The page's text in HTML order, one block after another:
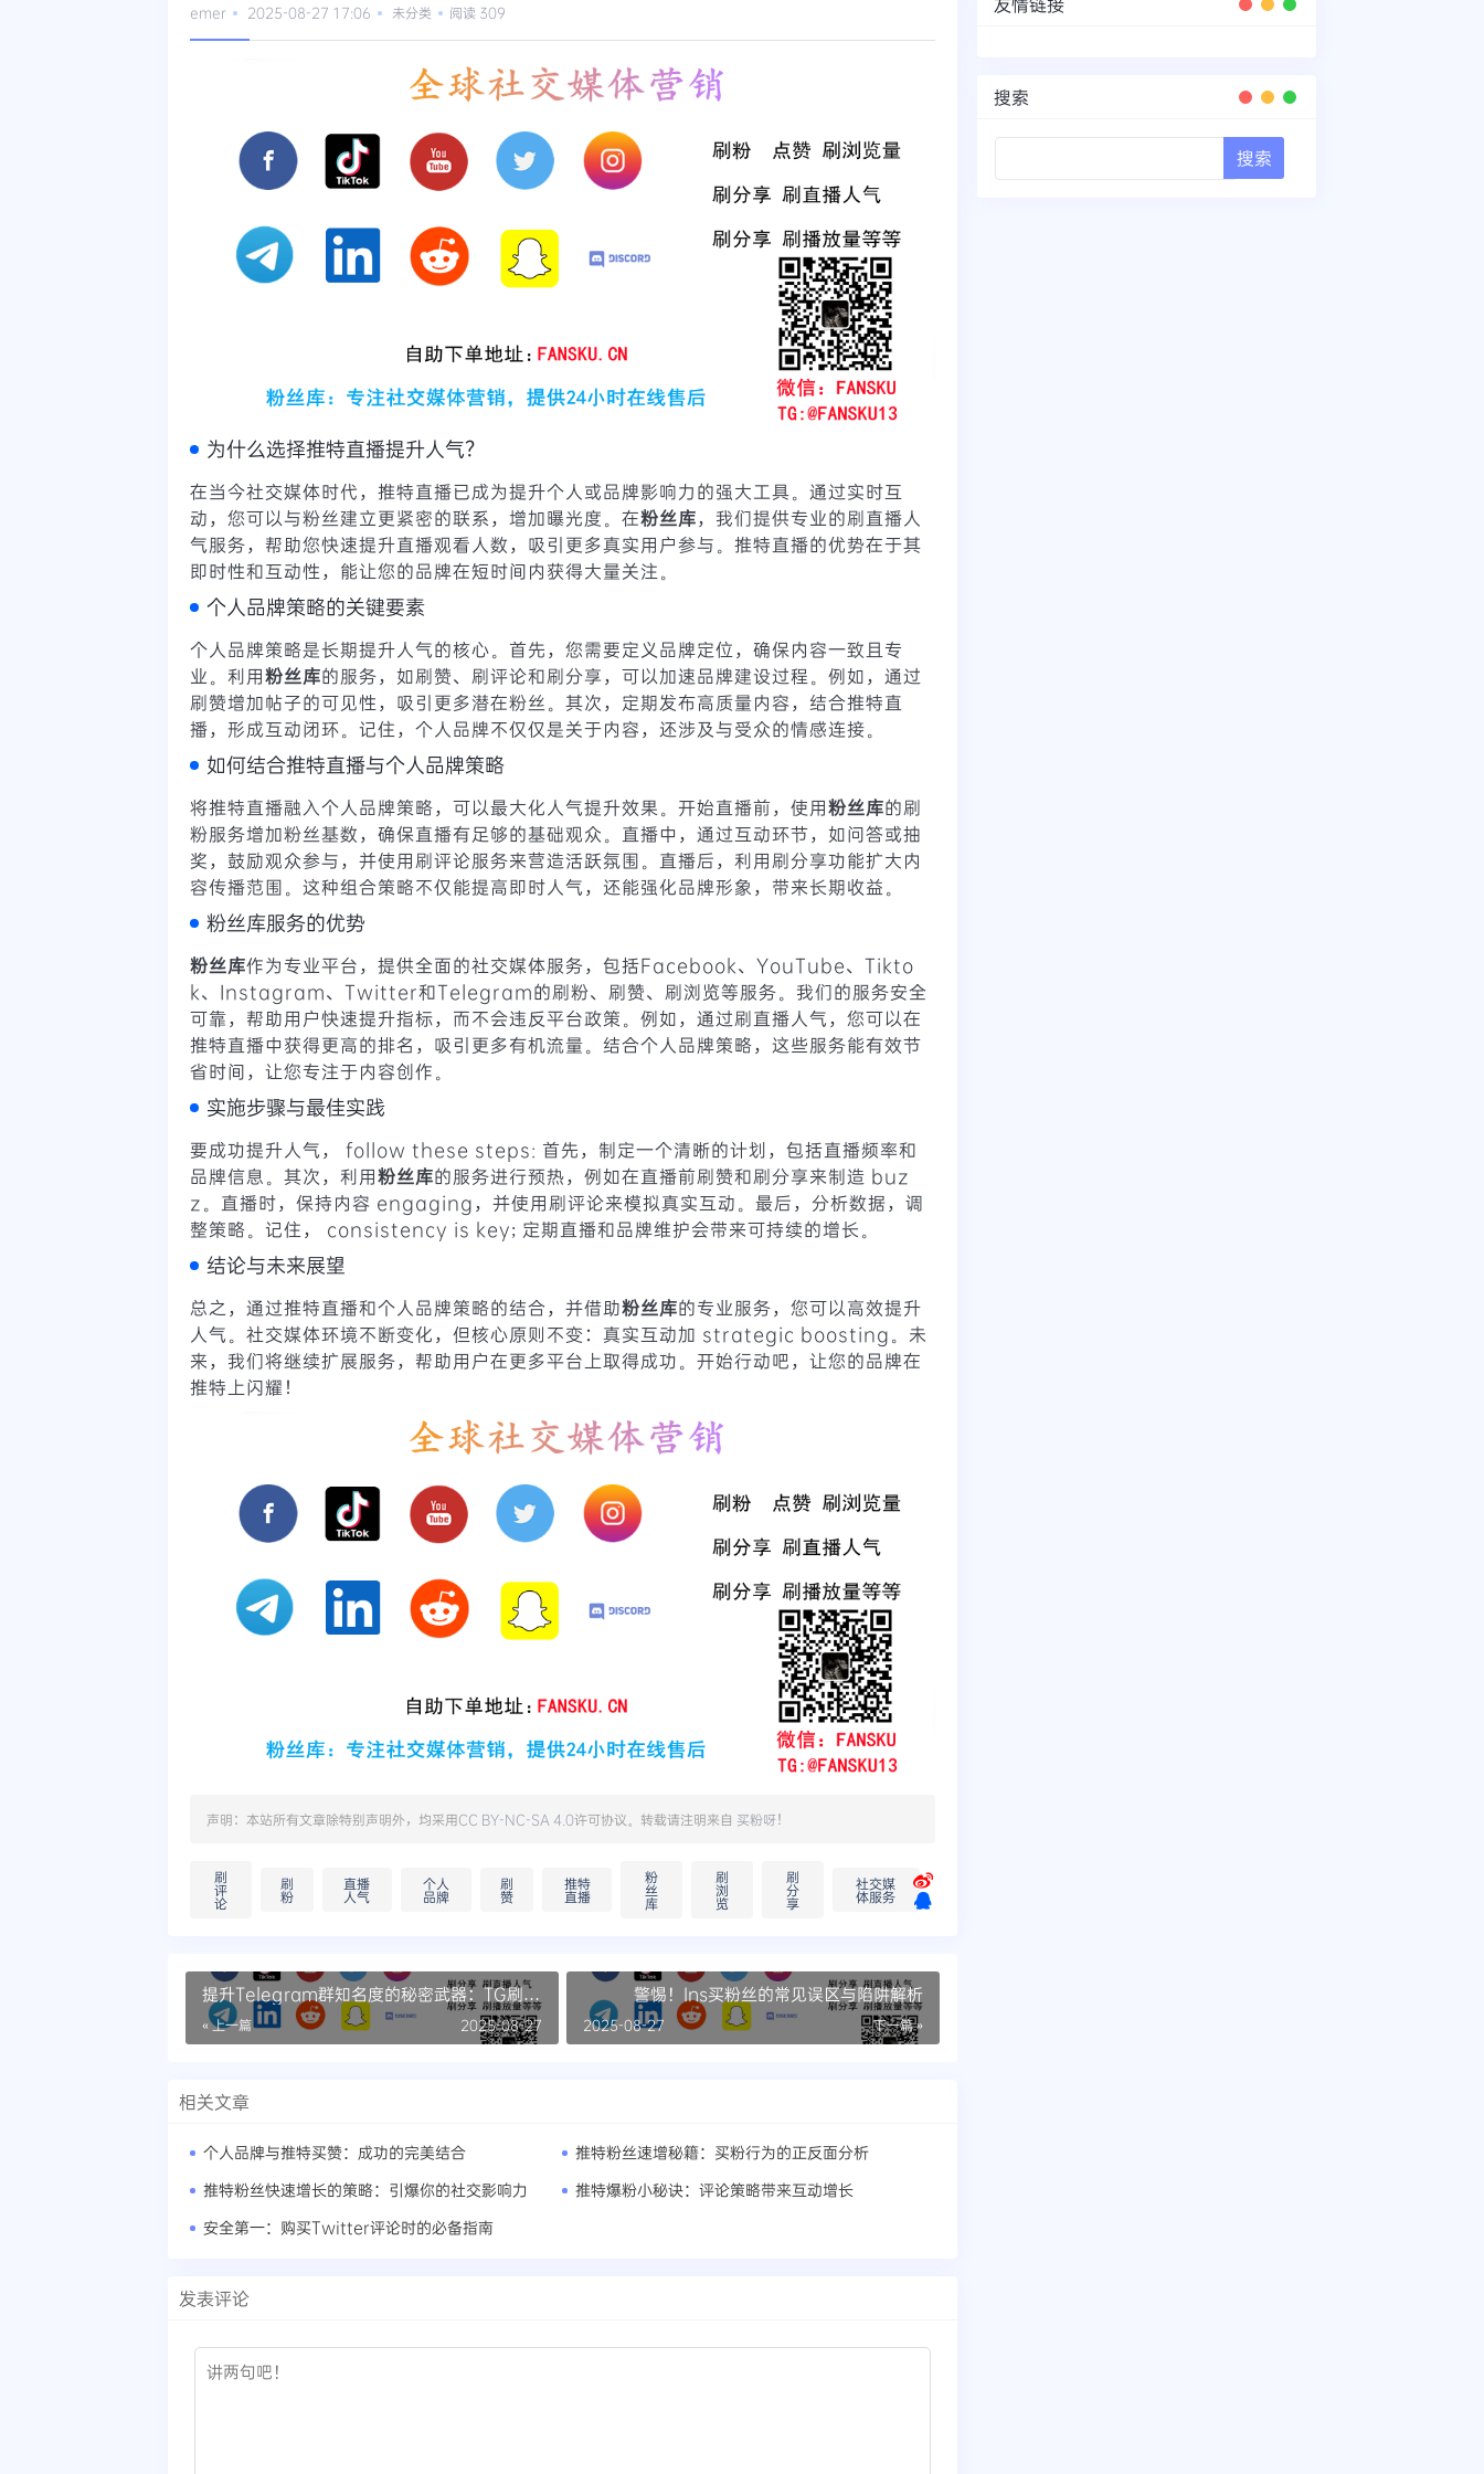
emer 2025-08-27 17:06 未分类 阅读 309
为什么选择推特直播提升人气？
在当今社交媒体时代，推特直播已成为提升个人或品牌影响力的强大工具。通过实时互
动，您可以与粉丝建立更紧密的联系，增加曝光度。在粉丝库，我们提供专业的刷直播人
气服务，帮助您快速提升直播观看人数，吸引更多真实用户参与。推特直播的优势在于其
即时性和互动性，能让您的品牌在短时间内获得大量关注。
个人品牌策略的关键要素
个人品牌策略是长期提升人气的核心。首先，您需要定义品牌定位，确保内容一致且专
业。利用粉丝库的服务，如刷赞、刷评论和刷分享，可以加速品牌建设过程。例如，通过
刷赞增加帖子的可见性，吸引更多潜在粉丝。其次，定期发布高质量内容，结合推特直
播，形成互动闭环。记住，个人品牌不仅仅是关于内容，还涉及与受众的情感连接。
如何结合推特直播与个人品牌策略
将推特直播融入个人品牌策略，可以最大化人气提升效果。开始直播前，使用粉丝库的刷
粉服务增加粉丝基数，确保直播有足够的基础观众。直播中，通过互动环节，如问答或抽
奖，鼓励观众参与，并使用刷评论服务来营造活跃氛围。直播后，利用刷分享功能扩大内
容传播范围。这种组合策略不仅能提高即时人气，还能强化品牌形象，带来长期收益。
粉丝库服务的优势
粉丝库作为专业平台，提供全面的社交媒体服务，包括Facebook、YouTube、Tikto
k、Instagram、Twitter和Telegram的刷粉、刷赞、刷浏览等服务。我们的服务安全
可靠，帮助用户快速提升指标，而不会违反平台政策。例如，通过刷直播人气，您可以在
推特直播中获得更高的排名，吸引更多有机流量。结合个人品牌策略，这些服务能有效节
省时间，让您专注于内容创作。
实施步骤与最佳实践
要成功提升人气， follow these steps: 首先，制定一个清晰的计划，包括直播频率和
品牌信息。其次，利用粉丝库的服务进行预热，例如在直播前刷赞和刷分享来制造 buz
z。直播时，保持内容 engaging，并使用刷评论来模拟真实互动。最后，分析数据，调
整策略。记住， consistency is key; 定期直播和品牌维护会带来可持续的增长。
结论与未来展望
总之，通过推特直播和个人品牌策略的结合，并借助粉丝库的专业服务，您可以高效提升
人气。社交媒体环境不断变化，但核心原则不变：真实互动加 strategic boosting。未
来，我们将继续扩展服务，帮助用户在更多平台上取得成功。开始行动吧，让您的品牌在
推特上闪耀！
声明：本站所有文章除特别声明外，均采用CC BY-NC-SA 4.0许可协议。转载请注明来自 买粉呀！
刷
评
论
刷
粉
直播
人气
个人
品牌
刷
赞
推特
直播
粉
丝
库
刷
浏
览
刷
分
享
社交媒
体服务
提升Telegram群知名度的秘密武器：TG刷群
工具
« 上一篇 2025-08-27
警惕！Ins买粉丝的常见误区与陷阱解析
下一篇 »
2025-08-27
相关文章
个人品牌与推特买赞：成功的完美结合
推特粉丝速增秘籍：买粉行为的正反面分析
推特粉丝快速增长的策略：引爆你的社交影响力
推特爆粉小秘诀：评论策略带来互动增长
安全第一：购买Twitter评论时的必备指南
发表评论
搜索